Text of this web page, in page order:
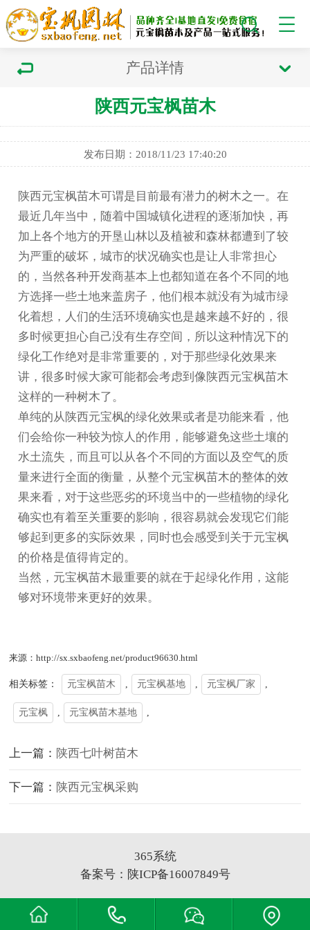
产品详情
陕西元宝枫苗木
发布日期：2018/11/23 17:40:20
陕西元宝枫苗木可谓是目前最有潜力的树木之一。在
最近几年当中，随着中国城镇化进程的逐渐加快，再
加上各个地方的开垦山林以及植被和森林都遭到了较
为严重的破坏，城市的状况确实也是让人非常担心
的，当然各种开发商基本上也都知道在各个不同的地
方选择一些土地来盖房子，他们根本就没有为城市绿
化着想，人们的生活环境确实也是越来越不好的，很
多时候更担心自己没有生存空间，所以这种情况下的
绿化工作绝对是非常重要的，对于那些绿化效果来
讲，很多时候大家可能都会考虑到像陕西元宝枫苗木
这样的一种树木了。
单纯的从陕西元宝枫的绿化效果或者是功能来看，他
们会给你一种较为惊人的作用，能够避免这些土壤的
水土流失，而且可以从各个不同的方面以及空气的质
量来进行全面的衡量，从整个元宝枫苗木的整体的效
果来看，对于这些恶劣的环境当中的一些植物的绿化
确实也有着至关重要的影响，很容易就会发现它们能
够起到更多的实际效果，同时也会感受到关于元宝枫
的价格是值得肯定的。
当然，元宝枫苗木最重要的就在于起绿化作用，这能
够对环境带来更好的效果。
来源：http://sx.sxbaofeng.net/product96630.html
相关标签： 元宝枫苗木 元宝枫基地 元宝枫厂家
元宝枫 元宝枫苗木基地
上一篇： 陕西七叶树苗木
下一篇： 陕西元宝枫采购
365系统
备案号： 陕ICP备16007849号